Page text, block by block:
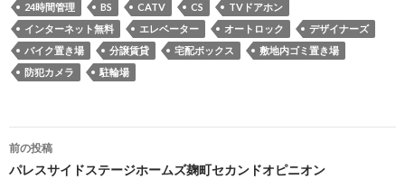
24時間管理 BS CATV CS
TVドアホン
インターネット無料
エレベーター オートロック
デザイナーズ
バイク置き場
分譲賃貸 宅配ボックス
敷地内ゴミ置き場
防犯カメラ
駐輪場
投
稿
前の投稿
パレスサイドステージホームズ麹町セカンドオピニオン